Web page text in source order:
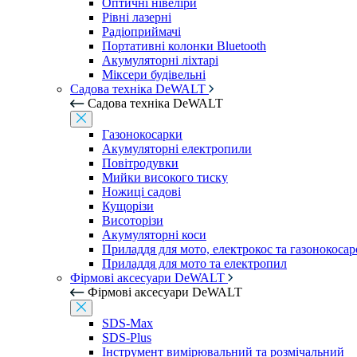
Оптичні нівеліри
Рівні лазерні
Радіоприймачі
Портативні колонки Bluetooth
Акумуляторні ліхтарі
Міксери будівельні
Садова техніка DeWALT
Садова техніка DeWALT
Газонокосарки
Акумуляторні електропили
Повітродувки
Мийки високого тиску
Ножиці садові
Кущорізи
Висоторізи
Акумуляторні коси
Приладдя для мото, електрокос та
Приладдя для мото та електропил
Фірмові аксесуари DeWALT
Фірмові аксесуари DeWALT
SDS-Max
SDS-Plus
Інструмент вимірювальний та розмічальний